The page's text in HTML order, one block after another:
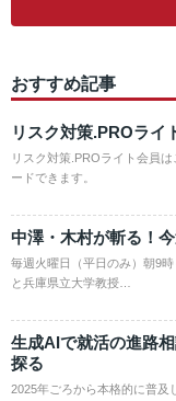
おすすめ記事
リスク対策.PROライ
リスク対策.PROライト会員
ードできます。
中澤・木村が斬る！
毎週火曜日（平日のみ）朝9
と兵庫県立大学教授…
生成AIで就活の進路
探る
2025年ごろから本格的に普及